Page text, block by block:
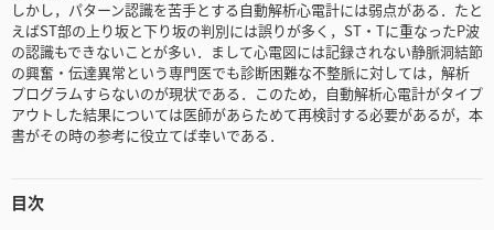
しかし，パターン認識を苦手とする自動解析心電計には弱点がある．たと
えばST部の上り坂と下り坂の判別には誤りが多く，ST・Tに重なったP波
の認識もできないことが多い．まして心電図には記録されない静脈洞結節
の興奮・伝達異常という専門医でも診断困難な不整脈に対しては，解析
プログラムすらないのが現状である．このため，自動解析心電計がタイプ
アウトした結果については医師があらためて再検討する必要があるが，本
書がその時の参考に役立てば幸いである．
目次